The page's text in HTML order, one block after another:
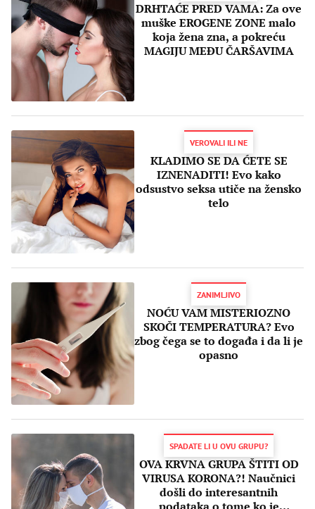
DRHTAĆE PRED VAMA: Za ove
muške EROGENE ZONE malo
koja žena zna, a pokreću
MAGIJU MEĐU ČARŠAVIMA
VEROVALI ILI NE
KLADIMO SE DA ĆETE SE
IZNENADITI! Evo kako
odsustvo seksa utiče na žensko
telo
ZANIMLJIVO
NOĆU VAM MISTERIOZNO
SKOČI TEMPERATURA? Evo
zbog čega se to događa i da li je
opasno
SPADATE LI U OVU GRUPU?
OVA KRVNA GRUPA ŠTITI OD
VIRUSA KORONA?! Naučnici
došli do interesantnih